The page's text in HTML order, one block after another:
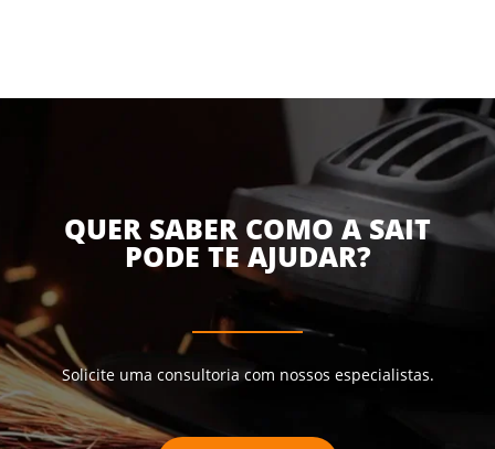
QUER SABER COMO A SAIT
PODE TE AJUDAR?
Solicite uma consultoria com nossos especialistas.